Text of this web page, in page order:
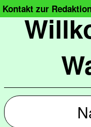
Kontakt zur